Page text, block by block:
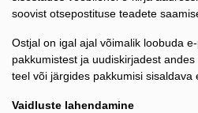
soovist otsepostituse teadete
Ostjal on igal ajal võimalik loobuda
pakkumistest ja uudiskirjadest
teel või järgides pakkumisi sisaldava
Vaidluste lahendamine